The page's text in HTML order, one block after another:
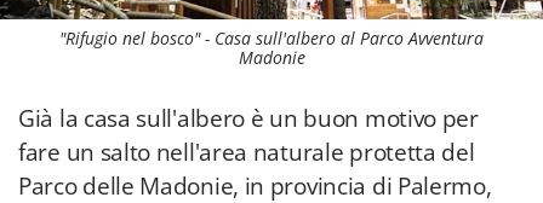
"Rifugio nel bosco" - Casa sull'albero al Parco Avventura
Madonie
Già la casa sull'albero è un buon motivo per
fare un salto nell'area naturale protetta del
Parco delle Madonie, in provincia di Palermo,